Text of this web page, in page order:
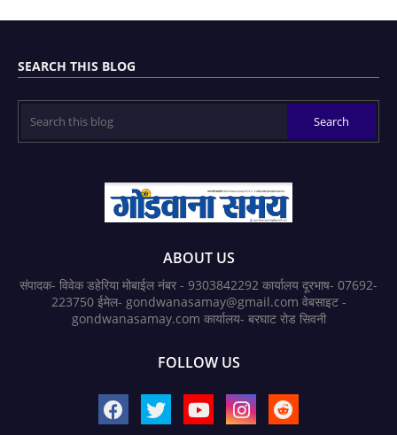
SEARCH THIS BLOG
ABOUT US
संपादक- विवेक डहेरिया मोबाईल नंबर - 9303842292 कार्यालय दूरभाष- 07692-
223750 ईमेल- gondwanasamay@gmail.com वेबसाइट -
gondwanasamay.com कार्यालय- बरघाट रोड सिवनी
FOLLOW US